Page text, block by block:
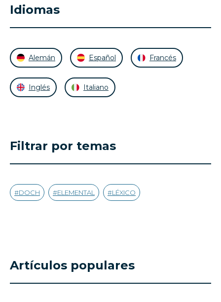
Idiomas
Alemán Español Francés
Inglés Italiano
Filtrar por temas
DOCH ELEMENTAL LÉXICO
Artículos populares